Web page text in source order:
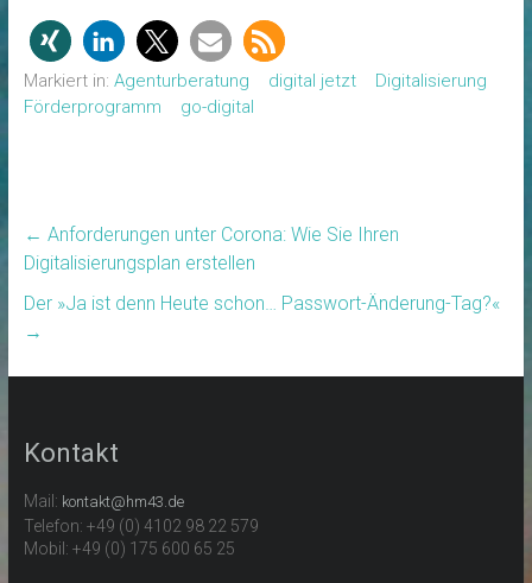
Markiert in: Agenturberatung digital jetzt
Digitalisierung
Förderprogramm
go-digital
← Anforderungen unter Corona: Wie Sie Ihren
Digitalisierungsplan erstellen
Der »Ja ist denn Heute schon… Passwort-Änderung-Tag?«
→
Kontakt
Mail: kontakt@hm43.de
Telefon: +49 (0) 4102 98 22 579
Mobil: +49 (0) 175 600 65 25